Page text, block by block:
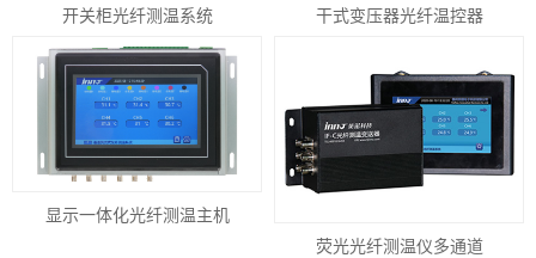
开关柜光纤测温系统 干式变压器光纤温控器
显示一体化光纤测温主机
荧光光纤测温仪多通道